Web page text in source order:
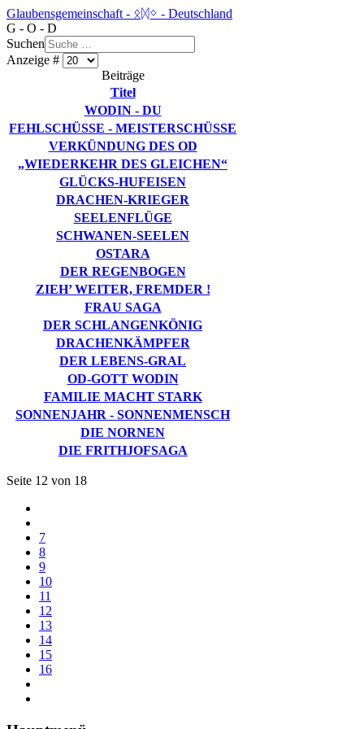
Glaubensgemeinschaft - ᛟᛞᛜ - Deutschland
G - O - D
Suchen
Anzeige #
Beiträge
Titel
WODIN - DU
FEHLSCHÜSSE - MEISTERSCHÜSSE
VERKÜNDUNG DES OD
„WIEDERKEHR DES GLEICHEN“
GLÜCKS-HUFEISEN
DRACHEN-KRIEGER
SEELENFLÜGE
SCHWANEN-SEELEN
OSTARA
DER REGENBOGEN
ZIEH’ WEITER, FREMDER !
FRAU SAGA
DER SCHLANGENKÖNIG
DRACHENKÄMPFER
DER LEBENS-GRAL
OD-GOTT WODIN
FAMILIE MACHT STARK
SONNENJAHR - SONNENMENSCH
DIE NORNEN
DIE FRITHJOFSAGA
Seite 12 von 18
7
8
9
10
11
12
13
14
15
16